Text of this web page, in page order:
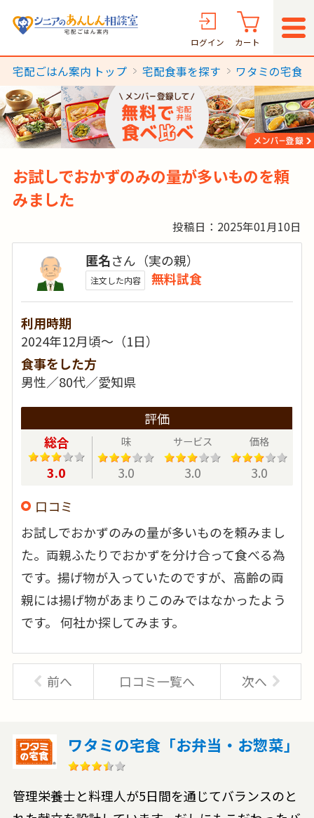
ログイン カート
宅配ごはん案内 トップ 宅配食事を探す ワタミの宅食
お試しでおかずのみの量が多いものを頼
みました
投稿日：2025年01月10日
匿名さん（実の親）
注文した内容 無料試食
利用時期
2024年12月頃～（1日）
食事をした方
男性／80代／愛知県
評価
総合
3.0
味
3.0
サービス
3.0
価格
3.0
口コミ
お試しでおかずのみの量が多いものを頼みまし
た。両親ふたりでおかずを分け合って食べる為
です。揚げ物が入っていたのですが、高齢の両
親には揚げ物があまりこのみではなかったよう
です。 何社か探してみます。
前へ 口コミ一覧へ 次へ
ワタミの宅食「お弁当・お惣菜」
管理栄養士と料理人が5日間を通じてバランスのと